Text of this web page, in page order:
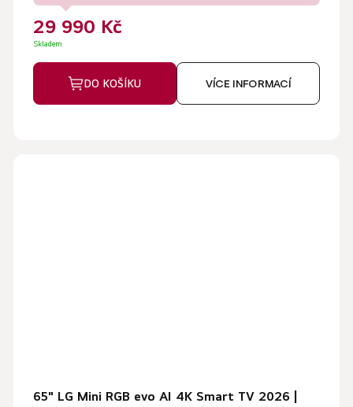
29 990 Kč
Skladem
DO KOŠÍKU VÍCE INFORMACÍ
65" LG Mini RGB evo AI 4K Smart TV 2026 |